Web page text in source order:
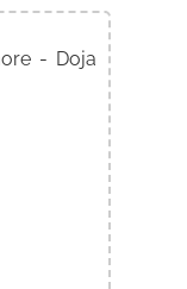
- Doja